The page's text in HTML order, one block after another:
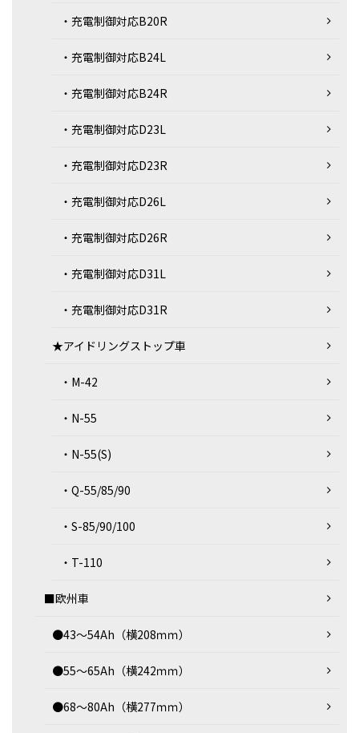
・充電制御対応B20R
・充電制御対応B24L
・充電制御対応B24R
・充電制御対応D23L
・充電制御対応D23R
・充電制御対応D26L
・充電制御対応D26R
・充電制御対応D31L
・充電制御対応D31R
★アイドリングストップ車
・M-42
・N-55
・N-55(S)
・Q-55/85/90
・S-85/90/100
・T-110
■欧州車
●43～54Ah（横208ｍｍ）
●55～65Ah（横242ｍｍ）
●68～80Ah（横277ｍｍ）